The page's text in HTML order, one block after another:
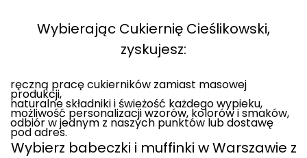
Wybierając Cukiernię Cieślikowski,
zyskujesz:
ręczną pracę cukierników zamiast masowej
produkcji,
naturalne składniki i świeżość każdego wypieku,
możliwość personalizacji wzorów, kolorów i smaków,
odbiór w jednym z naszych punktów lub dostawę
pod adres.
Wybierz babeczki i muffinki w Warszawie z